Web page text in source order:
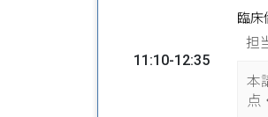
11:10-12:35
臨床
担
本
点